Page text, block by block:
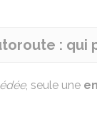
: qui
, seule une